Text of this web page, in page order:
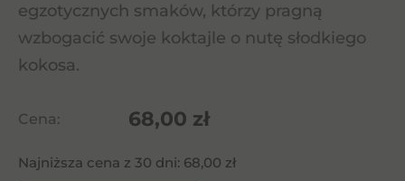
egzotycznych smaków, którzy pragną
wzbogacić swoje koktajle o nutę słodkiego
kokosa.
Cena: 68,00 zł
Najniższa cena z 30 dni: 68,00 zł